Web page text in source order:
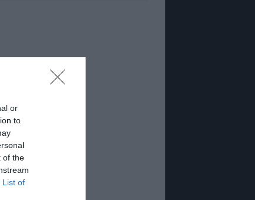
or
to
of the
List of